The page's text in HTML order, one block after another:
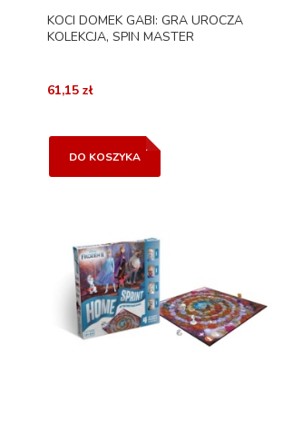
KOCI DOMEK GABI: GRA UROCZA
KOLEKCJA, SPIN MASTER
61,15 zł
DO KOSZYKA